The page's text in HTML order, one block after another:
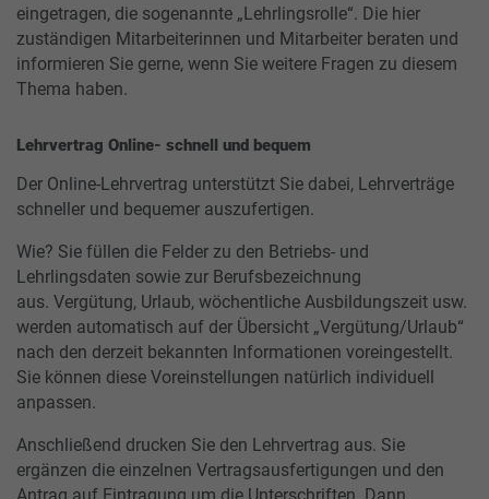
eingetragen, die sogenannte „Lehrlingsrolle“. Die hier
zuständigen Mitarbeiterinnen und Mitarbeiter beraten und
informieren Sie gerne, wenn Sie weitere Fragen zu diesem
Thema haben.
Lehrvertrag Online- schnell und bequem
Der Online-Lehrvertrag unterstützt Sie dabei, Lehrverträge
schneller und bequemer auszufertigen.
Wie? Sie füllen die Felder zu den Betriebs- und
Lehrlingsdaten sowie zur Berufsbezeichnung
aus. Vergütung, Urlaub, wöchentliche Ausbildungszeit usw.
werden automatisch auf der Übersicht „Vergütung/Urlaub“
nach den derzeit bekannten Informationen voreingestellt.
Sie können diese Voreinstellungen natürlich individuell
anpassen.
Anschließend drucken Sie den Lehrvertrag aus. Sie
ergänzen die einzelnen Vertragsausfertigungen und den